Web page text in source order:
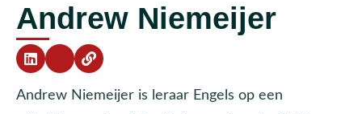
Andrew Niemeijer
Andrew Niemeijer is leraar Engels op een